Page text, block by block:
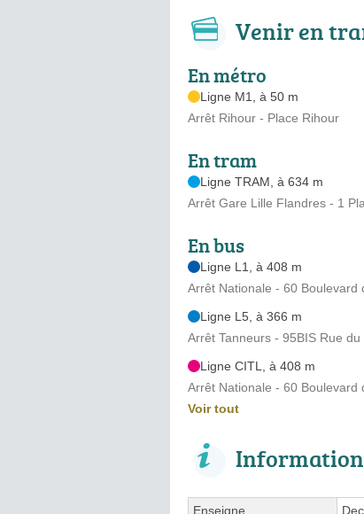
Venir en
En métro
Ligne M1, à 50 m
Arrêt Rihour - Place Rihour
En tram
Ligne TRAM, à 634 m
Arrêt Gare Lille Flandres - 1
En bus
Ligne L1, à 408 m
Arrêt Nationale - 60 Boulevard
Ligne L5, à 366 m
Arrêt Tanneurs - 95BIS Rue
Ligne CITL, à 408 m
Arrêt Nationale - 60 Boulevard
Voir tout
Enseigne